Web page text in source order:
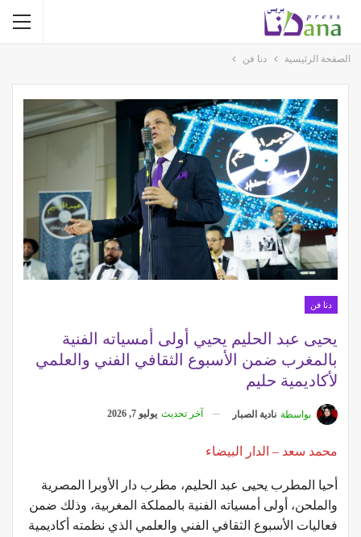
الصفحة الرئيسية دنا فن
دنا فن
يحيى عبد الحليم يحيي أولى أمسياته الفنية
بالمغرب ضمن الأسبوع الثقافي الفني والعلمي
لأكاديمية حليم
بواسطة نادية الصبار آخر تحديث يوليو 7, 2026
محمد سعد – الدار البيضاء
أحيا المطرب يحيى عبد الحليم، مطرب دار الأوبرا المصرية
والملحن، أولى أمسياته الفنية بالمملكة المغربية، وذلك ضمن
فعاليات الأسبوع الثقافي الفني والعلمي الذي نظمته أكاديمية